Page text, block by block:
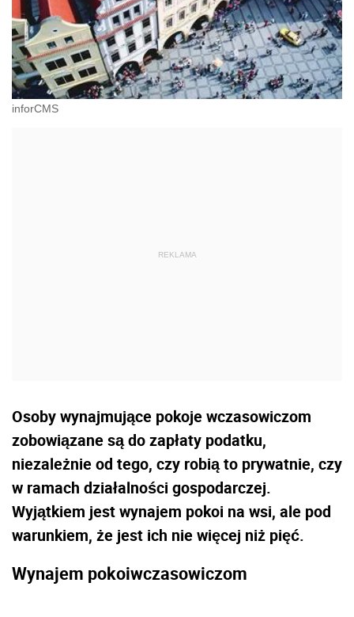
inforCMS
Osoby wynajmujące pokoje wczasowiczom
zobowiązane są do zapłaty podatku,
niezależnie od tego, czy robią to prywatnie, czy
w ramach działalności gospodarczej.
Wyjątkiem jest wynajem pokoi na wsi, ale pod
warunkiem, że jest ich nie więcej niż pięć.
Wynajem pokoiwczasowiczom